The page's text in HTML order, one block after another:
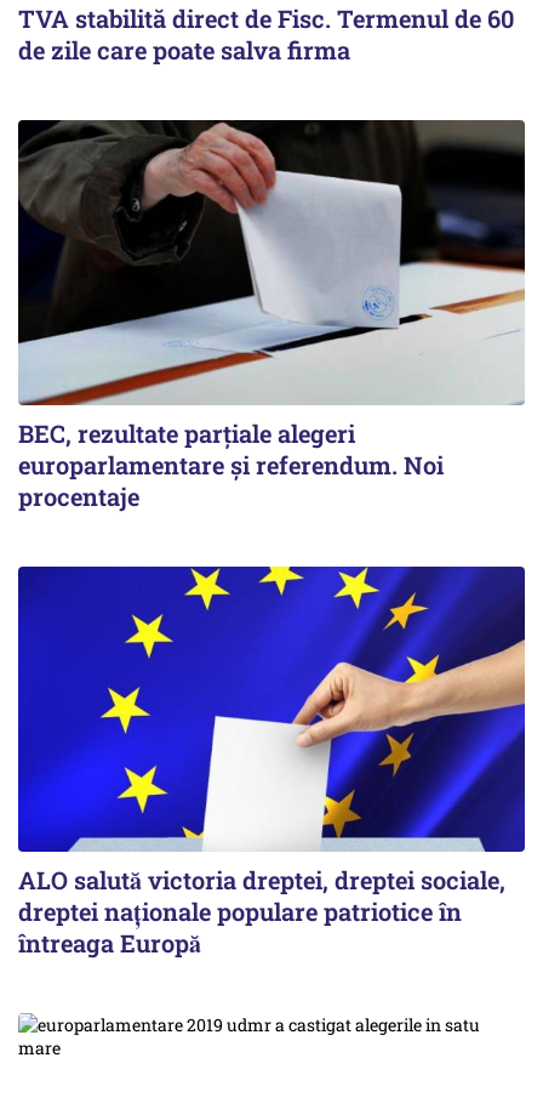
TVA stabilită direct de Fisc. Termenul de 60
de zile care poate salva firma
BEC, rezultate parțiale alegeri
europarlamentare și referendum. Noi
procentaje
ALO salută victoria dreptei, dreptei sociale,
dreptei naţionale populare patriotice în
întreaga Europă